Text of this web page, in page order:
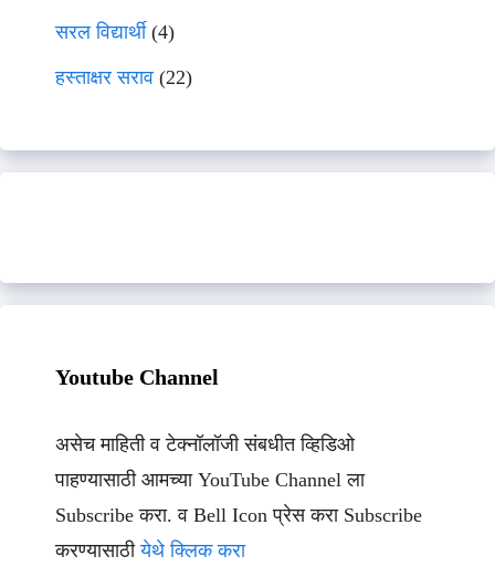
सरल विद्यार्थी(4)
हस्ताक्षर सराव (22)
Youtube Channel
असेच माहिती व टेक्नॉलॉजी संबधीत व्हिडिओ
पाहण्यासाठी आमच्या YouTube Channel ला
Subscribe करा. व Bell Icon प्रेस करा Subscribe
करण्यासाठीयेथे क्लिक करा